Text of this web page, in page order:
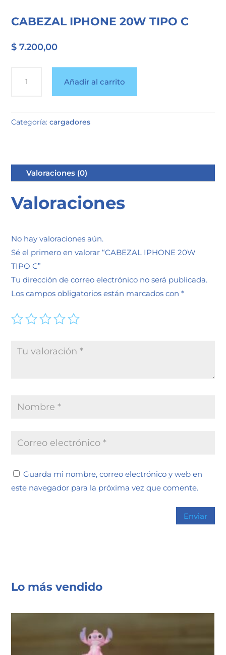
CABEZAL IPHONE 20W TIPO C
$ 7.200,00
IPHONE
TIPO
Añadir al carrito
Categoría:cargadores
Valoraciones (0)
Valoraciones
No hay valoraciones aún.
Sé el primero en valorar “CABEZAL IPHONE 20W
TIPO C”
Tu dirección de correo electrónico no será publicada.
Los campos obligatorios están marcados con*
Guarda mi nombre, correo electrónico y web en
este navegador para la próxima vez que comente.
Lo más vendido